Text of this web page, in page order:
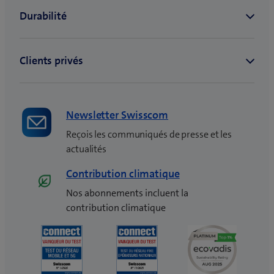
Newsletter Swisscom
Reçois les communiqués de presse et les
actualités
Contribution climatique
Nos abonnements incluent la
contribution climatique